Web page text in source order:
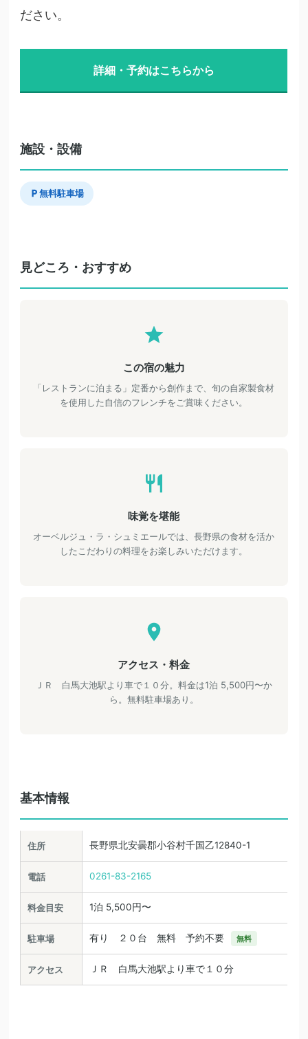
ださい。
詳細・予約はこちらから
施設・設備
無料駐車場
見どころ・おすすめ
この宿の魅力
「レストランに泊まる」定番から創作まで、旬の自家製食材
を使用した自信のフレンチをご賞味ください。
味覚を堪能
オーベルジュ・ラ・シュミエールでは、長野県の食材を活か
したこだわりの料理をお楽しみいただけます。
アクセス・料金
ＪＲ 白馬大池駅より車で１０分。料金は1泊 5,500円〜か
ら。無料駐車場あり。
基本情報
住所 長野県北安曇郡小谷村千国乙12840-1
電話 0261-83-2165
料金目安 1泊 5,500円〜
駐車場 有り ２０台 無料 予約不要 無料
アクセス ＪＲ 白馬大池駅より車で１０分